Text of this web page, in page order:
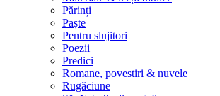
Părinți
Paște
Pentru slujitori
Poezii
Predici
Romane, povestiri & nuvele
Rugăciune